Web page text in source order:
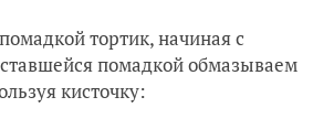
тортик, начиная с
помадкой обмазываем
кисточку: